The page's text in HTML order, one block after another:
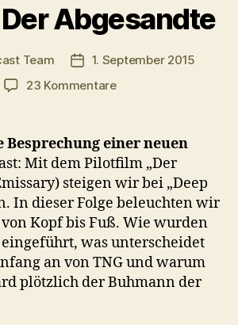
Abgesandte
Team Veröffentlichungsdatum
1. September 2015
23 Kommentarezu
Abgesandte
einer neuen
Mit dem Pilotfilm „Der
steigen wir bei „Deep
In dieser Folge beleuchten wir
Kopf bis Fuß. Wie wurden
was unterscheidet
an von TNG und warum
plötzlich der Buhmann der